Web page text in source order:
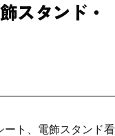
スタンド・
ート、電飾スタンド看